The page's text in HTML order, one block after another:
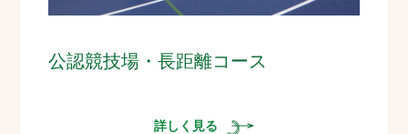
公認競技場・長距離コース
詳しく見る